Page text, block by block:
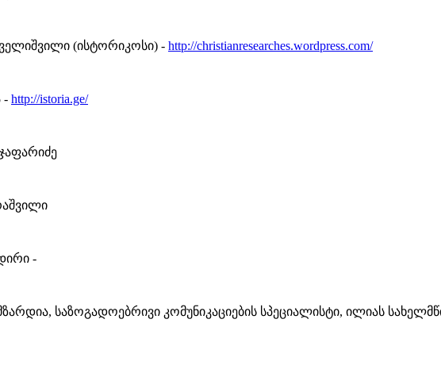
(ისტორიკოსი) - http://christianresearches.wordpress.com/
- http://istoria.ge/
-
საზოგადოებრივი კომუნიკაციების სპეციალისტი, ილიას